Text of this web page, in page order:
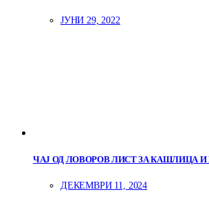
ЈУНИ 29, 2022
ЧАЈ ОД ЛОВОРОВ ЛИСТ ЗА КАШЛИЦА
ДЕКЕМВРИ 11, 2024